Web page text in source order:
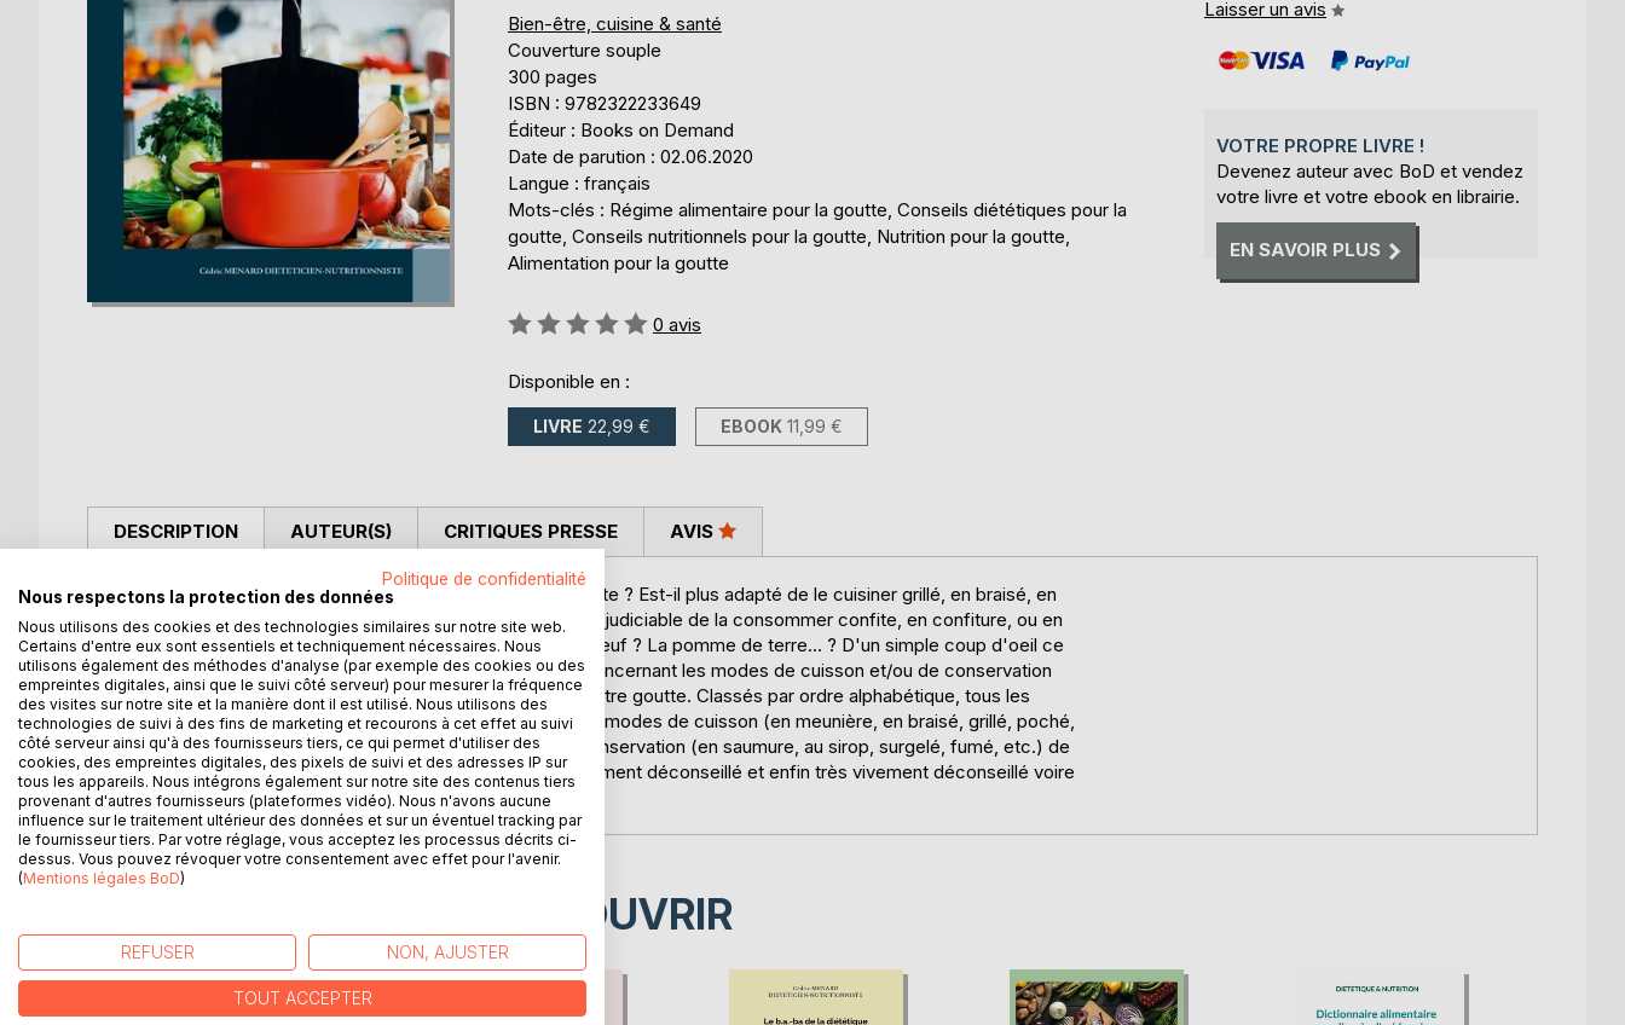
Bien-être, cuisine & santé
Couverture souple
300 pages
ISBN : 9782322233649
Éditeur : Books on Demand
Date de parution : 02.06.2020
Langue : français
Mots-clés : Régime alimentaire pour la goutte, Conseils diététiques pour la
goutte, Conseils nutritionnels pour la goutte, Nutrition pour la goutte,
Alimentation pour la goutte
Évaluation:
0 avis
Disponible en :
LIVRE 22,99 € EBOOK 11,99 €
Laisser un avis
VOTRE PROPRE LIVRE !
Devenez auteur avec BoD et vendez
votre livre et votre ebook en librairie.
EN SAVOIR PLUS
DESCRIPTION
Comment cuisiner parfaitement le cabillaud avec ma goutte ? Est-il plus adapté de le cuisiner grillé, en braisé, en
meunière, en beignet... ? Et la cerise, me sera-t-il plus préjudiciable de la consommer confite, en confiture, ou en
beignet... ? Et concernant le chou-fleur ? La viande de boeuf ? La pomme de terre... ? D'un simple coup d'oeil ce
dictionnaire des aliments répondra à vos interrogations concernant les modes de cuisson et/ou de conservation
des aliments à favoriser ou à plus ou moins éviter avec votre goutte. Classés par ordre alphabétique, tous les
aliments de l'alimentation courante sont notés selon leurs modes de cuisson (en meunière, en braisé, grillé, poché,
en ragoût, etc.) mais également selon leurs modes de conservation (en saumure, au sirop, surgelé, fumé, etc.) de
la façon suivante : neutre, plus ou moins déconseillé, vivement déconseillé et enfin très vivement déconseillé voire
interdit. Une référence dans le domaine de la diététique !
AUTEUR(S) CRITIQUES PRESSE AVIS
D’AUTRES TITRES À DÉCOUVRIR
Politique de confidentialité
Nous respectons la protection des données
Nous utilisons des cookies et des technologies similaires sur notre site web.
Certains d'entre eux sont essentiels et techniquement nécessaires. Nous
utilisons également des méthodes d'analyse (par exemple des cookies ou des
empreintes digitales, ainsi que le suivi côté serveur) pour mesurer la fréquence
des visites sur notre site et la manière dont il est utilisé. Nous utilisons des
technologies de suivi à des fins de marketing et recourons à cet effet au suivi
côté serveur ainsi qu'à des fournisseurs tiers, ce qui permet d'utiliser des
cookies, des empreintes digitales, des pixels de suivi et des adresses IP sur
tous les appareils. Nous intégrons également sur notre site des contenus tiers
provenant d'autres fournisseurs (plateformes vidéo). Nous n'avons aucune
influence sur le traitement ultérieur des données et sur un éventuel tracking par
le fournisseur tiers. Par votre réglage, vous acceptez les processus décrits ci-
dessus. Vous pouvez révoquer votre consentement avec effet pour l'avenir.
(Mentions légales BoD)
REFUSER NON, AJUSTER
TOUT ACCEPTER